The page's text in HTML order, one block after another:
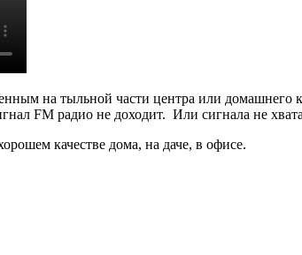
на тыльной части центра или домашнего
FM радио не доходит. Или сигнала не
качестве дома, на даче, в офисе.